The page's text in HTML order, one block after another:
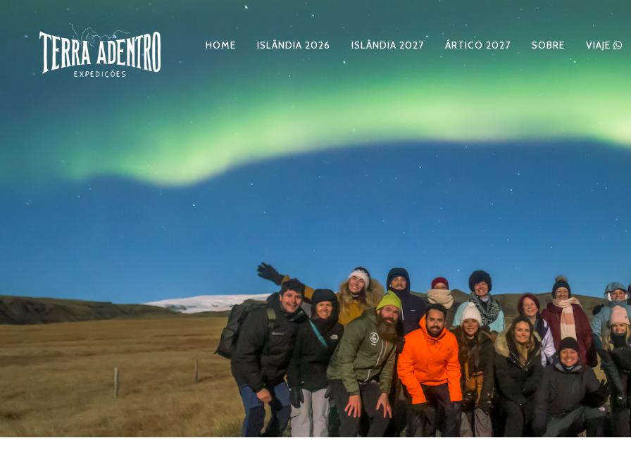
HOME ISLÂNDIA 2026 ISLÂNDIA 2027 ÁRTICO 2027 SOBRE VIAJE